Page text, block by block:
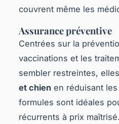
couvrent même les
Assurance préventive
Centrées sur la
vaccinations et les
sembler restreintes,
et chien en réduisant
formules sont idéales
récurrents à prix maîtrisé.